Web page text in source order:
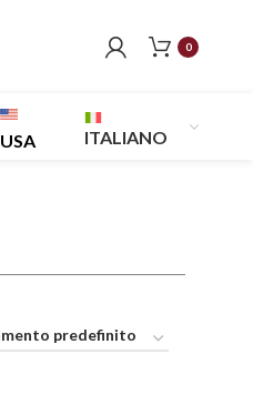
0
USA ITALIANO